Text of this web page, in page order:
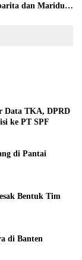
dan Mariduk
Data TKA, DPRD
ke PT SPF
di Pantai
Bentuk Tim
di Banten